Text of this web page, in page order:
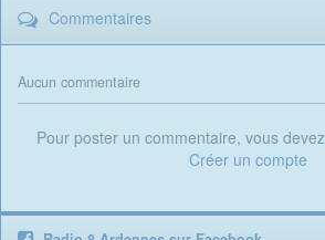
Commentaires
Aucun commentaire
Pour poster un commentaire, vous devez
Créer un compte